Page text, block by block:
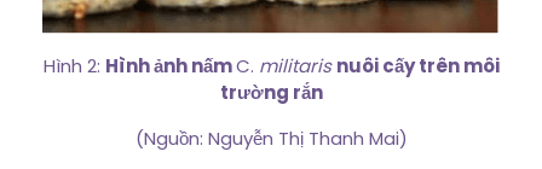
Hình 2: Hình ảnh nấmC. militaris nuôi cấy trên môi
trường rắn
(Nguồn: Nguyễn Thị Thanh Mai)